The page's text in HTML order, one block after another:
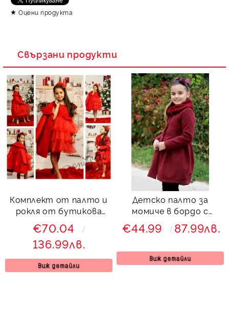
Оцени продукта
Свързани продукти
Комплект от палто и
рокля от бутикова
дантела с тюл с плюш
в червено
€70.04
136.99лв.
Виж детайли
Детско палто за
момиче в бордо с
дантела за момиче
€44.99 87.99лв.
Виж детайли